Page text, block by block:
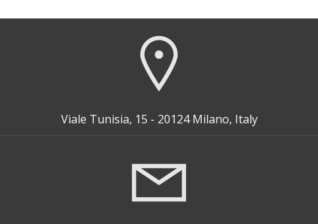
Viale Tunisia, 15 - 20124 Milano, Italy